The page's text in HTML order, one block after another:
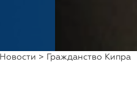
Новости > Гражданство Кипра